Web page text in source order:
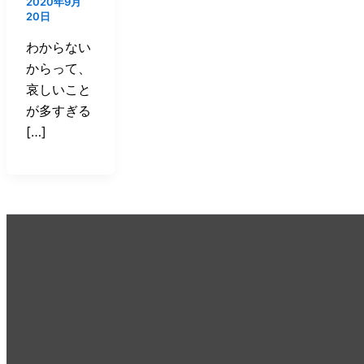
20日
わからない
からって、
哀しいこと
が多すぎる
[…]